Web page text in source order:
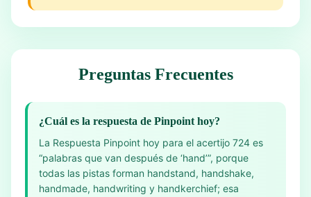
Preguntas Frecuentes
¿Cuál es la respuesta de Pinpoint hoy?
La Respuesta Pinpoint hoy para el acertijo 724 es
“palabras que van después de ‘hand’”, porque
todas las pistas forman handstand, handshake,
handmade, handwriting y handkerchief; esa